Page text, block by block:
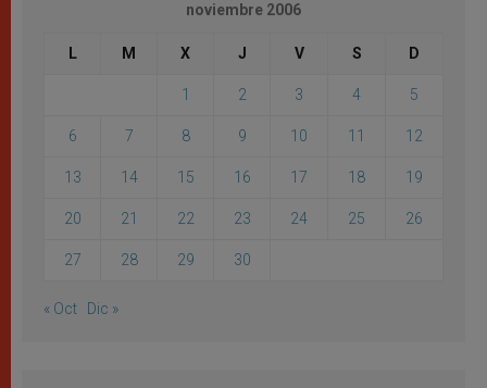
noviembre 2006
L M X J V S D
1 2 3 4 5
6 7 8 9 10 11 12
13 14 15 16 17 18 19
20 21 22 23 24 25 26
27 28 29 30
« Oct Dic »